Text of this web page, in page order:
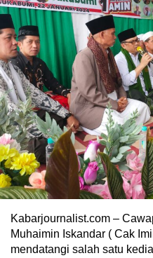
Kabarjournalist.com –
Muhaimin Iskandar ( Cak
mendatangi salah satu